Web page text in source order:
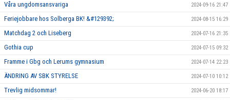
Våra ungdomsansvariga 2024-09-16 21:47
Feriejobbare hos Solberga BK! &#129392; 2024-08-15 16:29
Matchdag 2 och Liseberg 2024-07-16 21:35
Gothia cup 2024-07-15 09:32
Framme i Gbg och Lerums gymnasium 2024-07-14 22:23
ÄNDRING AV SBK STYRELSE 2024-07-10 10:12
Trevlig midsommar! 2024-06-20 18:17